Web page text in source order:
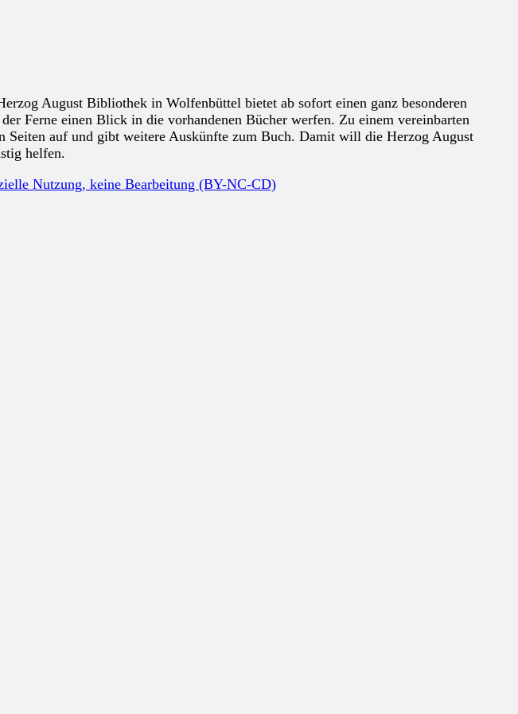
August Bibliothek in Wolfenbüttel bietet ab sofort einen ganz besonderen
Ferne einen Blick in die vorhandenen Bücher werfen. Zu einem vereinbarten
Seiten auf und gibt weitere Auskünfte zum Buch. Damit will die Herzog August
helfen.
Nutzung, keine Bearbeitung (BY-NC-CD)